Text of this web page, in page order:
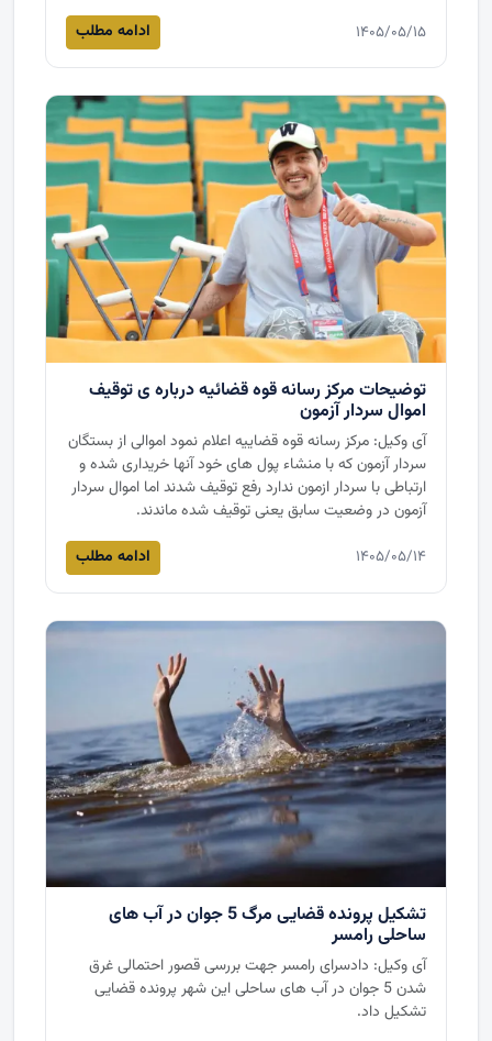
۱۴۰۵/۰۵/۱۵ ادامه مطلب
توضیحات مرکز رسانه قوه قضائیه درباره ی توقیف
اموال سردار آزمون
آی وکیل: مرکز رسانه قوه قضاییه اعلام نمود اموالی از بستگان
سردار آزمون که با منشاء پول های خود آنها خریداری شده و
ارتباطی با سردار ازمون ندارد رفع توقیف شدند اما اموال سردار
آزمون در وضعیت سابق یعنی توقیف شده ماندند.
۱۴۰۵/۰۵/۱۴ ادامه مطلب
تشکیل پرونده قضایی مرگ 5 جوان در آب های
ساحلی رامسر
آی وکیل: دادسرای رامسر جهت بررسی قصور احتمالی غرق
شدن 5 جوان در آب های ساحلی این شهر پرونده قضایی
تشکیل داد.